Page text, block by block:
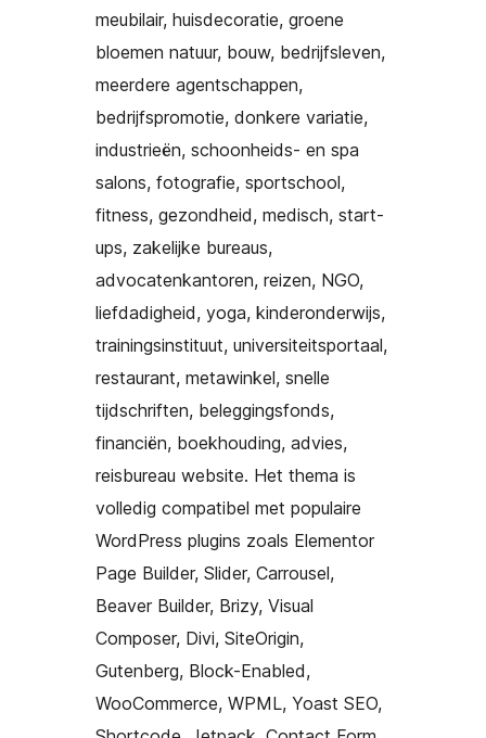
meubilair, huisdecoratie, groene
bloemen natuur, bouw, bedrijfsleven,
meerdere agentschappen,
bedrijfspromotie, donkere variatie,
industrieën, schoonheids- en spa
salons, fotografie, sportschool,
fitness, gezondheid, medisch, start-
ups, zakelijke bureaus,
advocatenkantoren, reizen, NGO,
liefdadigheid, yoga, kinderonderwijs,
trainingsinstituut, universiteitsportaal,
restaurant, metawinkel, snelle
tijdschriften, beleggingsfonds,
financiën, boekhouding, advies,
reisbureau website. Het thema is
volledig compatibel met populaire
WordPress plugins zoals Elementor
Page Builder, Slider, Carrousel,
Beaver Builder, Brizy, Visual
Composer, Divi, SiteOrigin,
Gutenberg, Block-Enabled,
WooCommerce, WPML, Yoast SEO,